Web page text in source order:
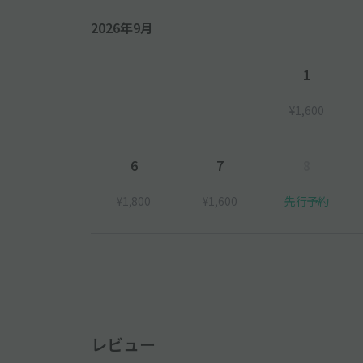
2026年9月
1
¥1,600
6
¥1,800
7
¥1,600 先行予約
レビュー